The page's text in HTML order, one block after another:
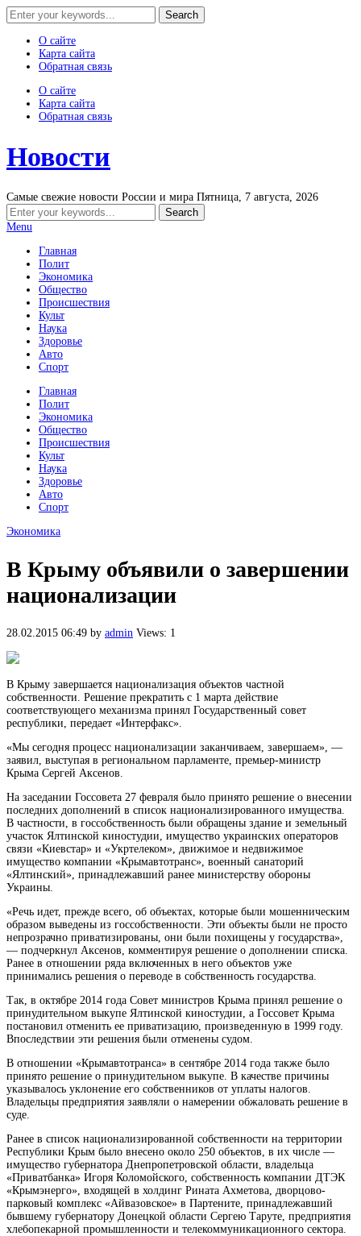
О сайте
Карта сайта
Обратная связь
О сайте
Карта сайта
Обратная связь
Новости
Самые свежие новости России и мира Пятница, 7 августа, 2026
Menu
Главная
Полит
Экономика
Общество
Происшествия
Культ
Наука
Здоровье
Авто
Спорт
Главная
Полит
Экономика
Общество
Происшествия
Культ
Наука
Здоровье
Авто
Спорт
Экономика
В Крыму объявили о завершении
национализации
28.02.2015 06:49 by admin Views: 1
В Крыму завершается национализация объектов частной
собственности. Решение прекратить с 1 марта действие
соответствующего механизма принял Государственный совет
республики, передает «Интерфакс».
«Мы сегодня процесс национализации заканчиваем, завершаем», —
заявил, выступая в региональном парламенте, премьер-министр
Крыма Сергей Аксенов.
На заседании Госсовета 27 февраля было принято решение о внесении
последних дополнений в список национализированного имущества.
В частности, в госсобственность были обращены здание и земельный
участок Ялтинской киностудии, имущество украинских операторов
связи «Киевстар» и «Укртелеком», движимое и недвижимое
имущество компании «Крымавтотранс», военный санаторий
«Ялтинский», принадлежавший ранее министерству обороны
Украины.
«Речь идет, прежде всего, об объектах, которые были мошенническим
образом выведены из госсобственности. Эти объекты были не просто
непрозрачно приватизированы, они были похищены у государства»,
— подчеркнул Аксенов, комментируя решение о дополнении списка.
Ранее в отношении ряда включенных в него объектов уже
принимались решения о переводе в собственность государства.
Так, в октябре 2014 года Совет министров Крыма принял решение о
принудительном выкупе Ялтинской киностудии, а Госсовет Крыма
постановил отменить ее приватизацию, произведенную в 1999 году.
Впоследствии эти решения были отменены судом.
В отношении «Крымавтотранса» в сентябре 2014 года также было
принято решение о принудительном выкупе. В качестве причины
указывалось уклонение его собственников от уплаты налогов.
Владельцы предприятия заявляли о намерении обжаловать решение в
суде.
Ранее в список национализированной собственности на территории
Республики Крым было внесено около 250 объектов, в их числе —
имущество губернатора Днепропетровской области, владельца
«Приватбанка» Игоря Коломойского, собственность компании ДТЭК
«Крымэнерго», входящей в холдинг Рината Ахметова, дворцово-
парковый комплекс «Айвазовское» в Партените, принадлежавший
бывшему губернатору Донецкой области Сергею Таруте, предприятия
хлебопекарной промышленности и телекоммуникационного сектора.